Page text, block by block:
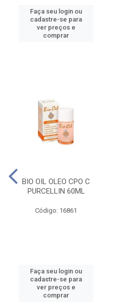
Faça seu login ou
cadastre-se para
ver preços e
comprar
BIO OIL OLEO CPO C
PURCELLIN 60ML
Código: 16861
Faça seu login ou
cadastre-se para
ver preços e
comprar